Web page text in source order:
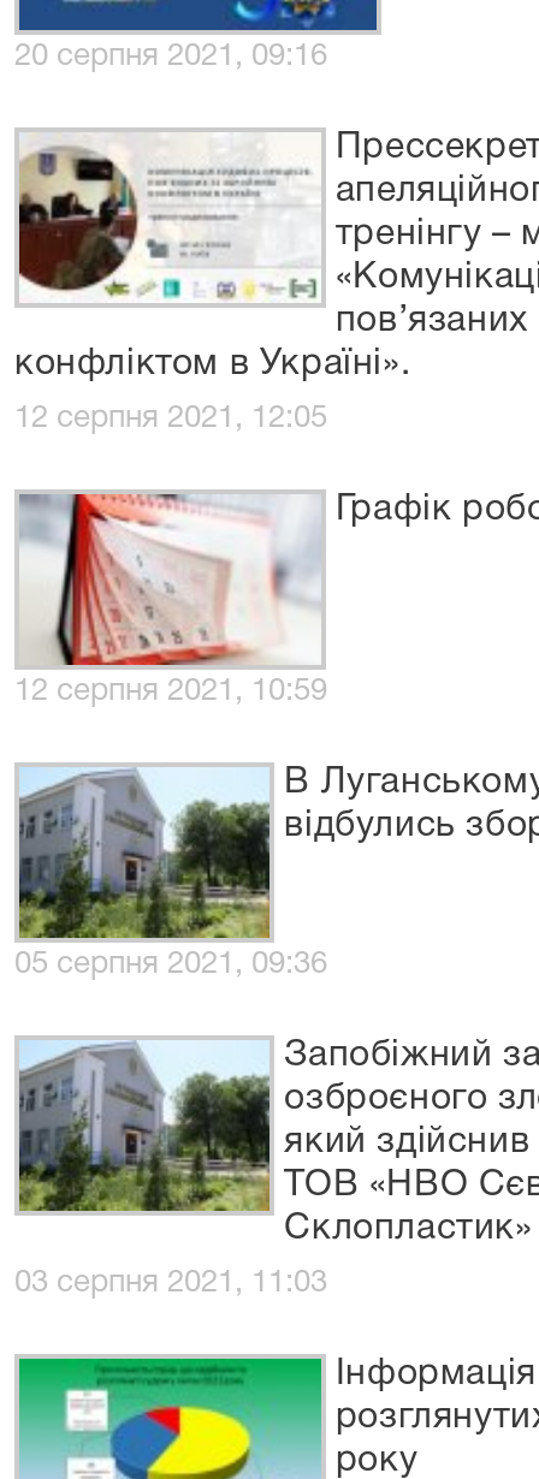
20 серпня 2021, 09:16
тренінгу –
конфліктом в Україні».
12 серпня 2021, 12:05
Графік
12 серпня 2021, 10:59
В
відбулись
05 серпня 2021, 09:36
Запобіжний
озброєного
який
ТОВ «НВО
Склопластик»
03 серпня 2021, 11:03
року